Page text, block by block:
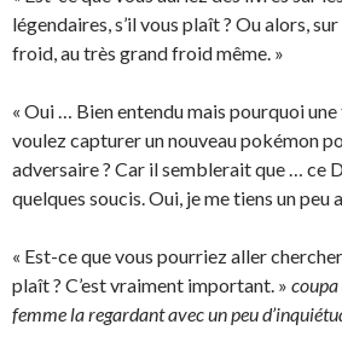
légendaires, s’il vous plaît ? Ou alors,
froid, au très grand froid même. »
« Oui … Bien entendu mais pourquoi une
voulez capturer un nouveau pokémon
adversaire ? Car il semblerait que … ce
quelques soucis. Oui, je me tiens un peu
« Est-ce que vous pourriez aller
plaît ? C’est vraiment important. »
femme la regardant avec un peu